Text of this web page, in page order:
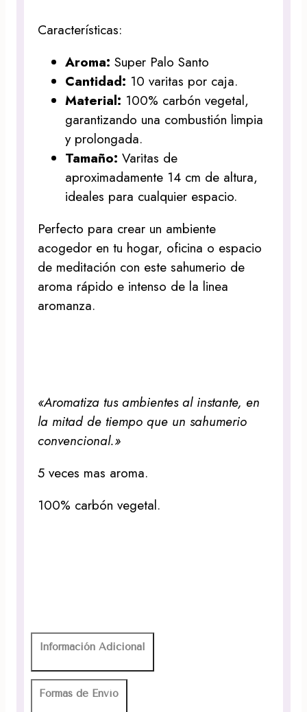
Características:
Aroma: Super Palo Santo
Cantidad: 10 varitas por caja.
Material: 100% carbón vegetal,
garantizando una combustión limpia
y prolongada.
Tamaño: Varitas de
aproximadamente 14 cm de altura,
ideales para cualquier espacio.
Perfecto para crear un ambiente
acogedor en tu hogar, oficina o espacio
de meditación con este sahumerio de
aroma rápido e intenso de la linea
aromanza.
«Aromatiza tus ambientes al instante, en
la mitad de tiempo que un sahumerio
convencional.»
5 veces mas aroma.
100% carbón vegetal.
Información Adicional
Formas de Envío